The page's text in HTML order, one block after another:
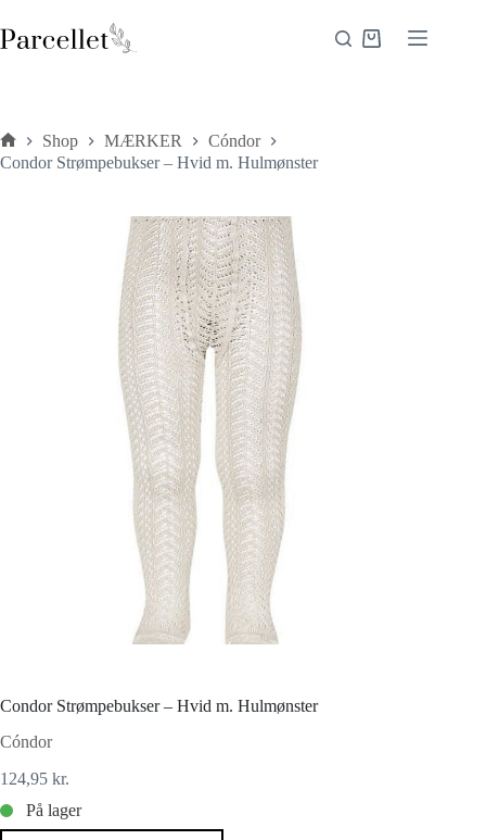
til
indhold
Indkøbskurv
Forside
Shop MÆRKER
Cóndor
Condor Strømpebukser – Hvid m. Hulmønster
Condor Strømpebukser – Hvid m. Hulmønster
Cóndor
124,95 kr.
På lager